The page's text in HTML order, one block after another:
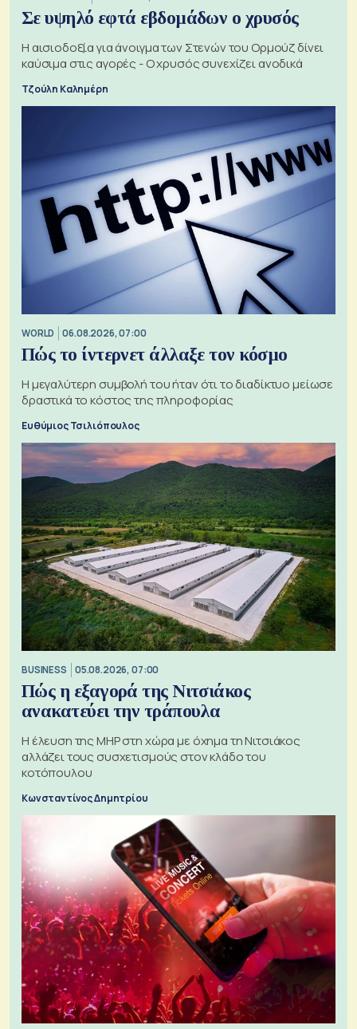
Σε υψηλό εφτά εβδομάδων ο χρυσός
Η αισιοδοξία για άνοιγμα των Στενών του Ορμούζ δίνει
καύσιμα στις αγορές - Ο χρυσός συνεχίζει ανοδικά
Τζούλη Καλημέρη
WORLD 06.08.2026, 07:00
Πώς το ίντερνετ άλλαξε τον κόσμο
Η μεγαλύτερη συμβολή του ήταν ότι το διαδίκτυο μείωσε
δραστικά το κόστος της πληροφορίας
Ευθύμιος Τσιλιόπουλος
BUSINESS 05.08.2026, 07:00
Πώς η εξαγορά της Νιτσιάκος
ανακατεύει την τράπουλα
H έλευση της MHP στη χώρα με όχημα τη Νιτσιάκος
αλλάζει τους συσχετισμούς στον κλάδο του
κοτόπουλου
Κωνσταντίνος Δημητρίου